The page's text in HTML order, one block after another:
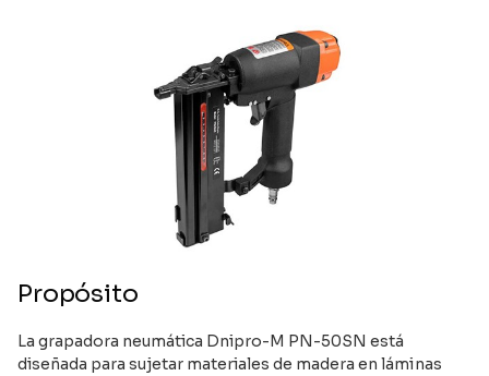
Propósito
La grapadora neumática Dnipro-M PN-50SN está
diseñada para sujetar materiales de madera en láminas